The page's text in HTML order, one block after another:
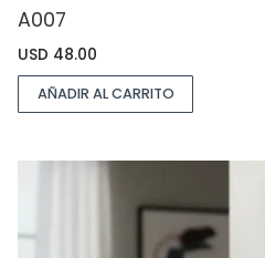
A007
USD 48.00
AÑADIR AL CARRITO